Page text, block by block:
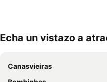
Echa un vistazo a
Canasvieiras